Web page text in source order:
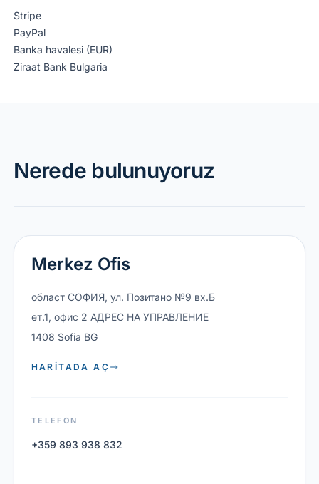
Stripe
PayPal
Banka havalesi (EUR)
Ziraat Bank Bulgaria
Nerede bulunuyoruz
Merkez Ofis
област СОФИЯ, ул. Позитано №9 вх.Б
ет.1, офис 2 АДРЕС НА УПРАВЛЕНИЕ
1408 Sofia BG
HARITADA AÇ
TELEFON
+359 893 938 832